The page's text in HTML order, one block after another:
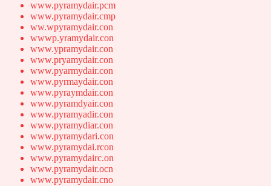
www.pyramydair.pcm
www.pyramydair.cmp
ww.wpyramydair.con
wwwp.yramydair.con
www.ypramydair.con
www.pryamydair.con
www.pyarmydair.con
www.pyrmaydair.con
www.pyraymdair.con
www.pyramdyair.con
www.pyramyadir.con
www.pyramydiar.con
www.pyramydari.con
www.pyramydai.rcon
www.pyramydairc.on
www.pyramydair.ocn
www.pyramydair.cno